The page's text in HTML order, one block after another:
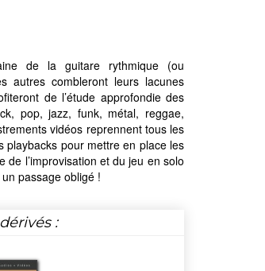
de la guitare rythmique (ou
autres combleront leurs lacunes
de l’étude approfondie des
pop, jazz, funk, métal, reggae,
vidéos reprennent tous les
playbacks pour mettre en place les
de l’improvisation et du jeu en solo
passage obligé !
: